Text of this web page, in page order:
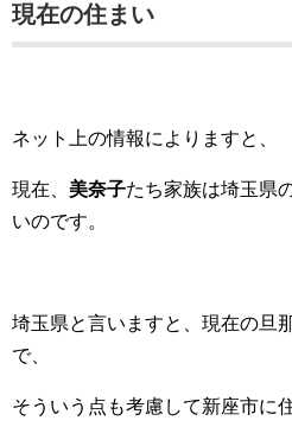
現在の住まい
ネット上の情報によりますと、
現在、 美奈子たち家族は埼玉県
いのです。
埼玉県と言いますと、現在の旦
で、
そういう点も考慮して新座市に